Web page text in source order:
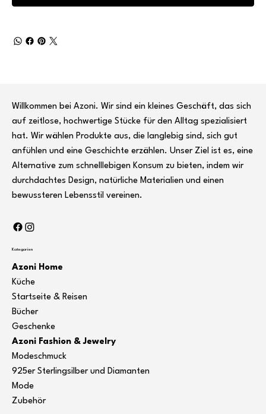
Willkommen bei Azoni. Wir sind ein kleines Geschäft, das sich
auf zeitlose, hochwertige Stücke für den Alltag spezialisiert
hat. Wir wählen Produkte aus, die langlebig sind, sich gut
anfühlen und eine Geschichte erzählen. Unser Ziel ist es, eine
Alternative zum schnelllebigen Konsum zu bieten, indem wir
durchdachtes Design, natürliche Materialien und einen
bewussteren Lebensstil vereinen.
Kategorien
Azoni Home
Küche
Startseite & Reisen
Bücher
Geschenke
Azoni Fashion & Jewelry
Modeschmuck
925er Sterlingsilber und Diamanten
Mode
Zubehör